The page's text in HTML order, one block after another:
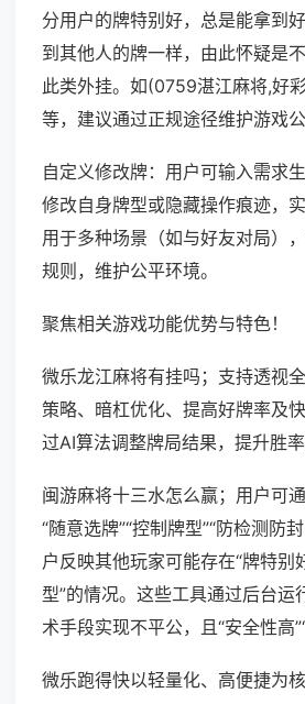
分用户的牌特别好，总是能拿到
到其他人的牌一样，由此怀疑是
此类外挂。如(0759湛江麻将,好
等，建议通过正规途径维护游戏公
自定义修改牌：用户可输入需求
修改自身牌型或隐藏操作痕迹，
用于多种场景（如与好友对局）
规则，维护公平环境。
聚焦相关游戏功能优势与特色！
微乐龙江麻将有挂吗；支持透视
策略、暗杠优化、提高好牌率及
过AI算法调整牌局结果，提升胜率
闽游麻将十三水怎么赢；用户可
“随意选牌”“控制牌型”“防检测防
户反映其他玩家可能存在“牌特别
型”的情况。这些工具通过后台运
术手段实现不平公，且“安全性高
微乐跑得快以轻量化、高便捷为